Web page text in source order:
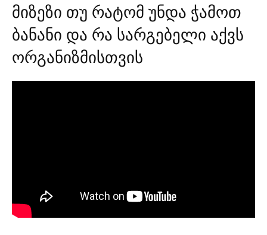
მიზეზი თუ რატომ უნდა ჭამოთ
ბანანი და რა სარგებელი აქვს
ორგანიზმისთვის